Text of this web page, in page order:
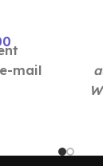
mail